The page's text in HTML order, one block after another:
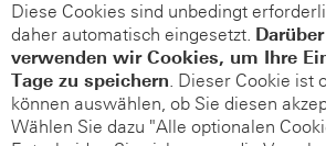
Diese Cookies sind unbedingt
daher automatisch eingesetzt.
verwenden wir Cookies, um Ihre
Tage zu speichern. Dieser Cookie ist
können auswählen, ob Sie diesen
Wählen Sie dazu "Alle optionalen